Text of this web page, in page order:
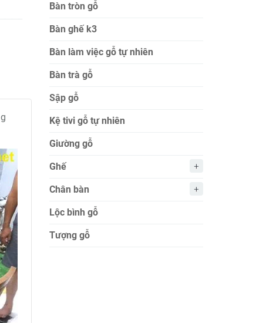
Bàn tròn gỗ
Bàn ghế k3
Bàn làm việc gỗ tự nhiên
Bàn trà gỗ
Sập gỗ
Kệ tivi gỗ tự nhiên
Giường gỗ
Ghế
Chân bàn
Lộc bình gỗ
Tượng gỗ